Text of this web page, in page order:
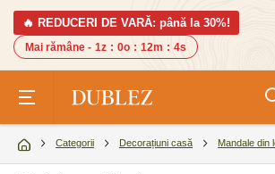
🔥 REDUCERI DE VARĂ: până la 30%!
Mai rămâne - 1z : 0o : 12m : 4s
Categorii Decorațiuni casă Mandale din